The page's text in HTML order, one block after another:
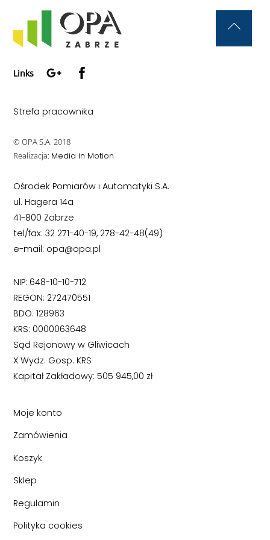
Links
Google+
Strefa pracownika
© OPA S.A. 2018
Realizacja: Media in Motion
Ośrodek Pomiarów i Automatyki S.A.
ul. Hagera 14a
41-800 Zabrze
tel/fax: 32 271-40-19, 278-42-48(49)
e-mail: opa@opa.pl
NIP: 648-10-10-712
REGON: 272470551
BDO: 128963
KRS: 0000063648
Sąd Rejonowy w Gliwicach
X Wydz. Gosp. KRS
Kapitał Zakładowy: 505 945,00 zł
Moje konto
Zamówienia
Koszyk
Sklep
Regulamin
Polityka cookies